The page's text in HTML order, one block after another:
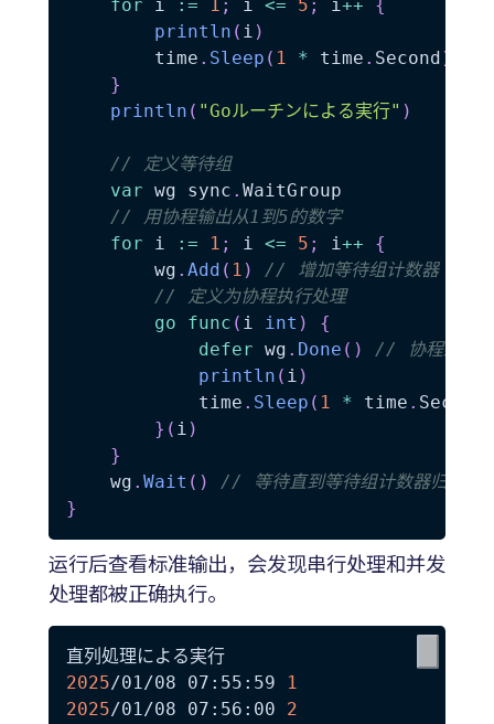
for i := 1 ; i <= 5 ; i++
{
println ( i )
		time
. Sleep ( 1 * time . Second )
}
println ( "Goルーチンによる実行" )
// 定义等待组
var wg sync . WaitGroup
// 用协程输出从1到5的数字
for i := 1 ; i <= 5 ; i++
{
		wg
. Add ( 1 )
// 增加等待组计数器
// 定义为协程执行处理
go
func ( i int )
{
defer wg . Done ( )
// 协程结束时
println ( i )
			time
. Sleep ( 1 * time . Second
} ( i )
}
	wg
. Wait ( )
// 等待直到等待组计数器归零
}
运行后查看标准输出，会发现串行处理和并发
处理都被正确执行。
2025/01/08 07:55:59
1
2025/01/08 07:56:00 2